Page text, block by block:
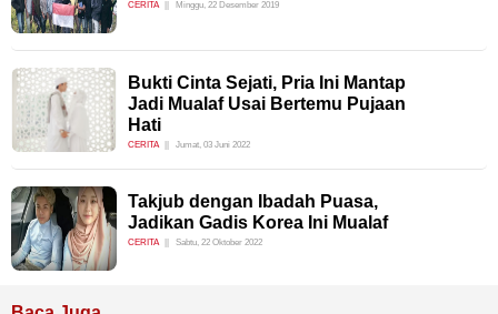
CERITA Minggu, 22 Desember 2019
Bukti Cinta Sejati, Pria Ini Mantap
Jadi Mualaf Usai Bertemu Pujaan
Hati
CERITA Jumat, 03 Juni 2022
Takjub dengan Ibadah Puasa,
Jadikan Gadis Korea Ini Mualaf
CERITA Sabtu, 22 Oktober 2022